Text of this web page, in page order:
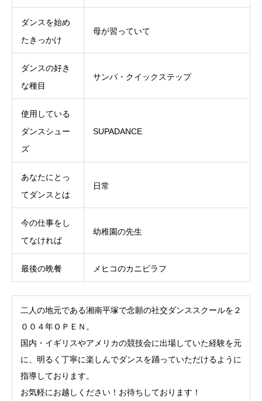
ダンスを始め
たきっかけ
母が習っていて
ダンスの好き
な種目
サンバ・クイックステップ
使用している
ダンスシュー
ズ
SUPADANCE
あなたにとっ
てダンスとは
日常
今の仕事をし
てなければ
幼稚園の先生
最後の晩餐 メヒコのカニピラフ
二人の地元である湘南平塚で念願の社交ダンススクールを２
００４年ＯＰＥＮ。
国内・イギリスやアメリカの競技会に出場していた経験を元
に、明るく丁寧に楽しんでダンスを踊っていただけるように
指導しております。
お気軽にお越しください！お待ちしております！